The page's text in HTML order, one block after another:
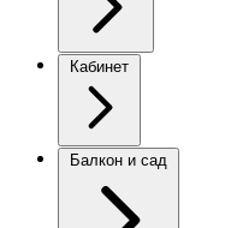
Кабинет
Балкон и сад